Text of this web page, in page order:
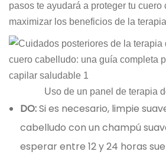
pasos te ayudará a proteger tu cuero
maximizar los beneficios de la
Uso de un panel de terapia
DO:Si es necesario, limpie
cabelludo con un champú
esperar entre 12 y 24 horas